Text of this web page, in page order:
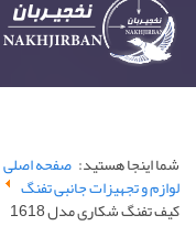
شما اینجا هستید: صفحه اصلی
لوازم و تجهیزات جانبی تفنگ
کیف تفنگ شکاری مدل 1618